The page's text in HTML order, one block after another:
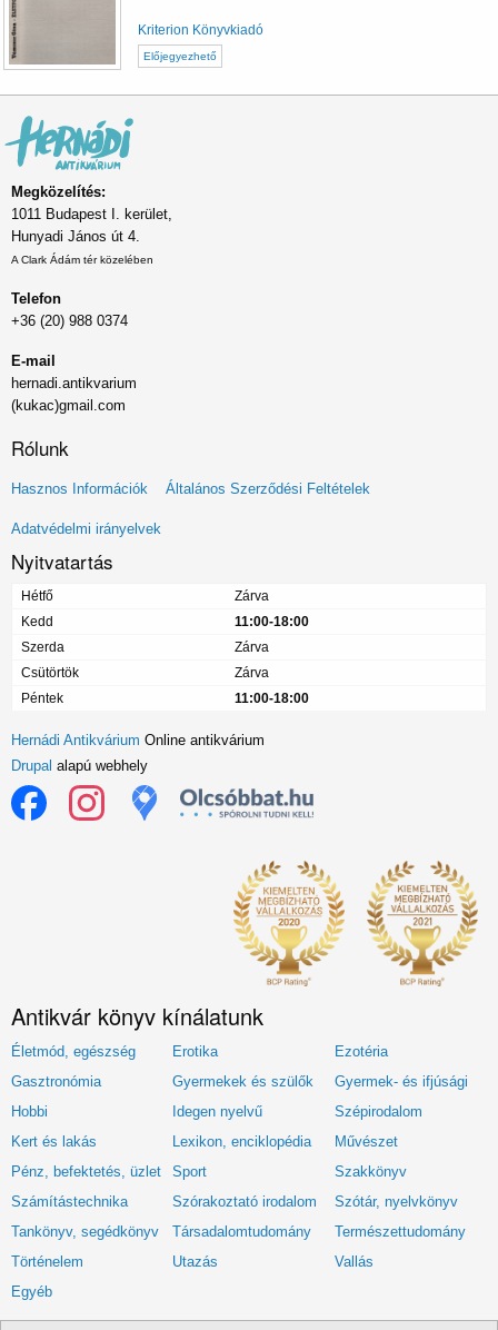
Kriterion Könyvkiadó
Előjegyezhető
Megközelítés:
1011 Budapest I. kerület,
Hunyadi János út 4.
A Clark Ádám tér közelében
Telefon
+36 (20) 988 0374
E-mail
hernadi.antikvarium
(kukac)gmail.com
Rólunk
Lábléc
menü
Hasznos Információk Általános Szerződési Feltételek
Adatvédelmi irányelvek
Nyitvatartás
Hétfő
Zárva
Kedd
11:00-18:00
Szerda
Zárva
Csütörtök
Zárva
Péntek
11:00-18:00
Hernádi Antikvárium Online antikvárium
Drupal alapú webhely
Antikvár könyv kínálatunk
Életmód, egészség Erotika
Ezotéria
Gasztronómia
Gyermekek és szülők
Gyermek- és ifjúsági
Hobbi
Idegen nyelvű
Szépirodalom
Kert és lakás
Lexikon, enciklopédia
Művészet
Pénz, befektetés, üzlet
Sport
Szakkönyv
Számítástechnika
Szórakoztató irodalom
Szótár, nyelvkönyv
Tankönyv, segédkönyv
Társadalomtudomány
Természettudomány
Történelem
Utazás
Vallás
Egyéb